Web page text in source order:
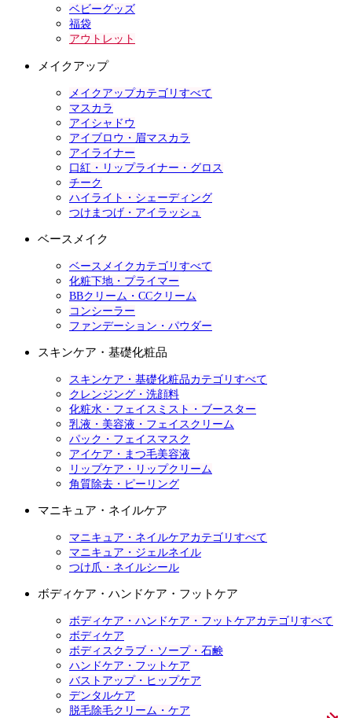
ベビーグッズ
福袋
アウトレット
メイクアップ
メイクアップカテゴリすべて
マスカラ
アイシャドウ
アイブロウ・眉マスカラ
アイライナー
口紅・リップライナー・グロス
チーク
ハイライト・シェーディング
つけまつげ・アイラッシュ
ベースメイク
ベースメイクカテゴリすべて
化粧下地・プライマー
BBクリーム・CCクリーム
コンシーラー
ファンデーション・パウダー
スキンケア・基礎化粧品
スキンケア・基礎化粧品カテゴリすべて
クレンジング・洗顔料
化粧水・フェイスミスト・ブースター
乳液・美容液・フェイスクリーム
パック・フェイスマスク
アイケア・まつ毛美容液
リップケア・リップクリーム
角質除去・ピーリング
マニキュア・ネイルケア
マニキュア・ネイルケアカテゴリすべて
マニキュア・ジェルネイル
つけ爪・ネイルシール
ボディケア・ハンドケア・フットケア
ボディケア・ハンドケア・フットケアカテゴリすべて
ボディケア
ボディスクラブ・ソープ・石鹸
ハンドケア・フットケア
バストアップ・ヒップケア
デンタルケア
脱毛除毛クリーム・ケア